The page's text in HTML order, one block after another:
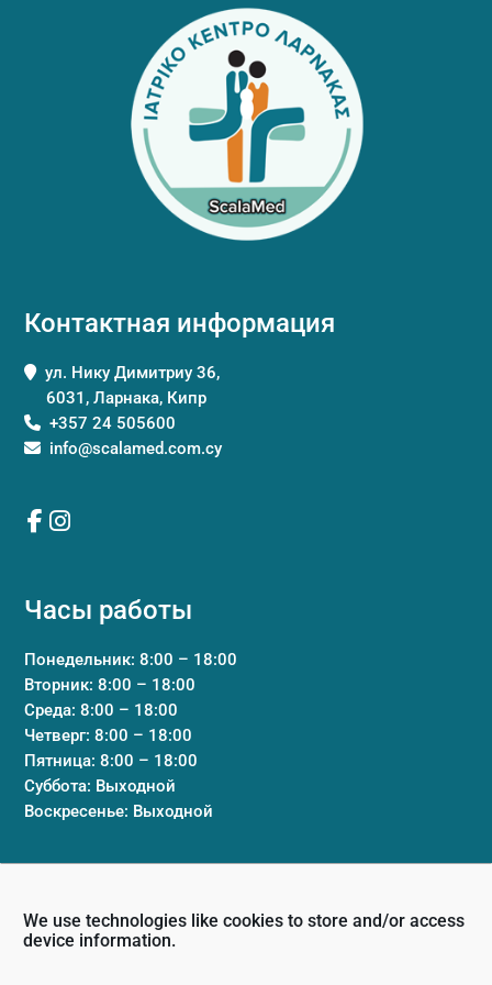
We use technologies like cookies to store and/or access
device information.
Контактная информация
ул. Нику Димитриу 36,
6031, Ларнака, Кипр
+357 24 505600
info@scalamed.com.cy
Часы работы
Понедельник: 8:00 – 18:00
Вторник: 8:00 – 18:00
Среда: 8:00 – 18:00
Четверг: 8:00 – 18:00
Пятница: 8:00 – 18:00
Суббота: Выходной
Воскресенье: Выходной
Условия и положения